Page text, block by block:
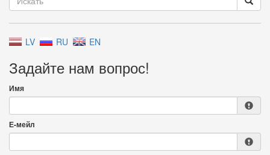
LV RU EN
Задайте нам вопрос!
Имя
Е-мейл